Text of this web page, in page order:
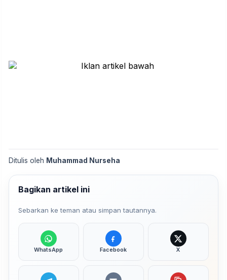
Ditulis oleh Muhammad Nurseha
Bagikan artikel ini
Sebarkan ke teman atau simpan tautannya.
WhatsApp Facebook X